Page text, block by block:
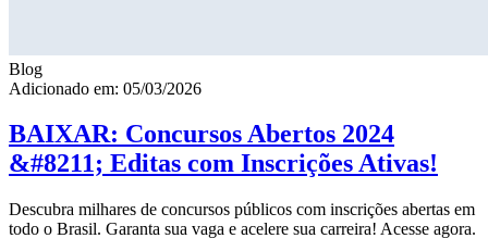
Blog
Adicionado em: 05/03/2026
BAIXAR: Concursos Abertos 2024
&#8211; Editas com Inscrições Ativas!
Descubra milhares de concursos públicos com inscrições abertas em
todo o Brasil. Garanta sua vaga e acelere sua carreira! Acesse agora.